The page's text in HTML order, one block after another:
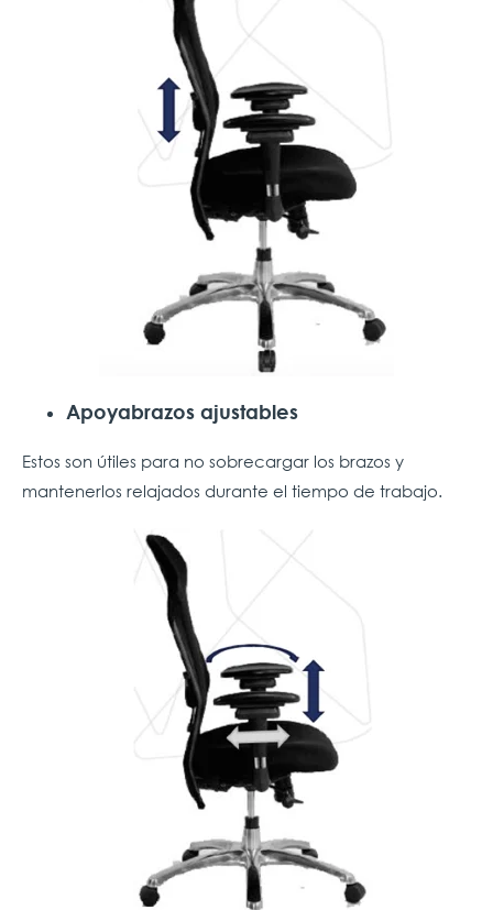
Apoyabrazos ajustables
Estos son útiles para no sobrecargar los brazos y
mantenerlos relajados durante el tiempo de trabajo.